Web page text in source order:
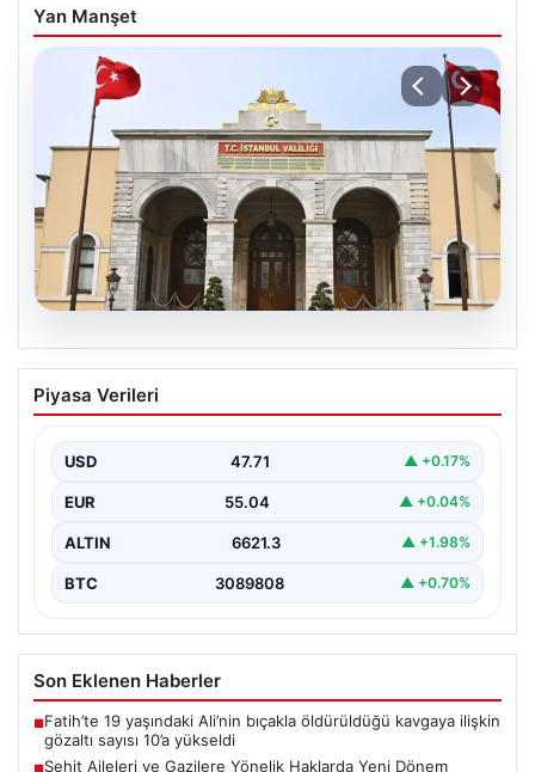
Yan Manşet
İstanbul Valiliğinden dolandırıcılık
uyarısı
Piyasa Verileri
USD 47.71 ▲ +0.17%
EUR 55.04 ▲ +0.04%
ALTIN 6621.3 ▲ +1.98%
BTC 3089808 ▲ +0.70%
Son Eklenen Haberler
■Fatih’te 19 yaşındaki Ali’nin bıçakla öldürüldüğü kavgaya ilişkin
gözaltı sayısı 10’a yükseldi
■Şehit Aileleri ve Gazilere Yönelik Haklarda Yeni Dönem